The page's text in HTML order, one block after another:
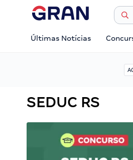
Últimas Notícias
SEDUC RS